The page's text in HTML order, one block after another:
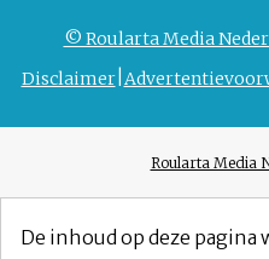
© Roularta Media
Disclaimer
Roularta Media
De inhoud op deze